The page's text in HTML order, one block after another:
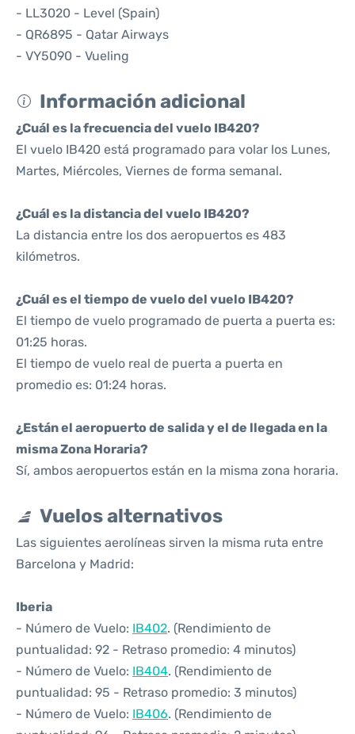
- LL3020 - Level (Spain)
- QR6895 - Qatar Airways
- VY5090 - Vueling
Información adicional
¿Cuál es la frecuencia del vuelo IB420?
El vuelo IB420 está programado para volar los Lunes,
Martes, Miércoles, Viernes de forma semanal.
¿Cuál es la distancia del vuelo IB420?
La distancia entre los dos aeropuertos es 483
kilómetros.
¿Cuál es el tiempo de vuelo del vuelo IB420?
El tiempo de vuelo programado de puerta a puerta es:
01:25 horas.
El tiempo de vuelo real de puerta a puerta en
promedio es: 01:24 horas.
¿Están el aeropuerto de salida y el de llegada en la
misma Zona Horaria?
Sí, ambos aeropuertos están en la misma zona horaria.
Vuelos alternativos
Las siguientes aerolíneas sirven la misma ruta entre
Barcelona y Madrid:
Iberia
- Número de Vuelo: IB402. (Rendimiento de
puntualidad: 92 - Retraso promedio: 4 minutos)
- Número de Vuelo: IB404. (Rendimiento de
puntualidad: 95 - Retraso promedio: 3 minutos)
- Número de Vuelo: IB406. (Rendimiento de